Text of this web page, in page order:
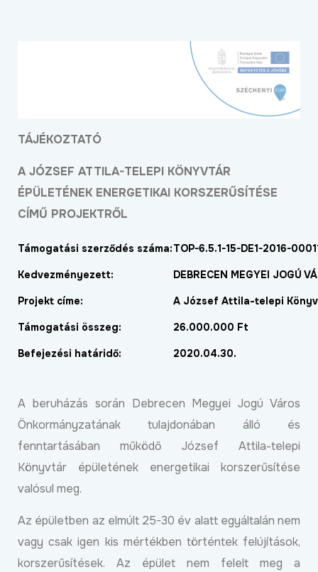
TÁJÉKOZTATÓ
A JÓZSEF ATTILA-TELEPI KÖNYVTÁR
ÉPÜLETÉNEK ENERGETIKAI KORSZERŰSÍTÉSE
CÍMŰ PROJEKTRŐL
Támogatási szerződés száma:TOP-6.5.1-15-DE1-2016-
Kedvezményezett: DEBRECEN MEGYEI JOGÚ
Projekt címe: A József Attila-telepi
Támogatási összeg: 26.000.000 Ft
Befejezési határidő: 2020.04.30.
A beruházás során Debrecen Megyei Jogú Város
Önkormányzatának tulajdonában álló és
fenntartásában működő József Attila-telepi
Könyvtár épületének energetikai korszerűsítése
valósul meg.
Az épületben az elmúlt 25-30 év alatt egyáltalán nem
vagy csak igen kis mértékben történtek felújítások,
korszerűsítések. Az épület nem felelt meg a